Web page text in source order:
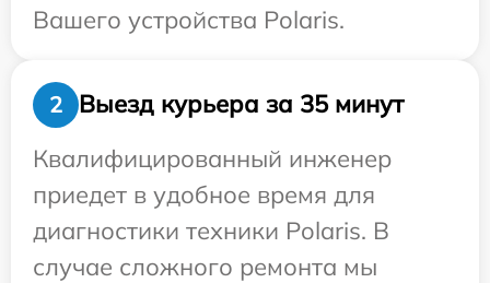
Вашего устройства Polaris.
2
Выезд курьера за 35 минут
Квалифицированный инженер
приедет в удобное время для
диагностики техники Polaris. В
случае сложного ремонта мы